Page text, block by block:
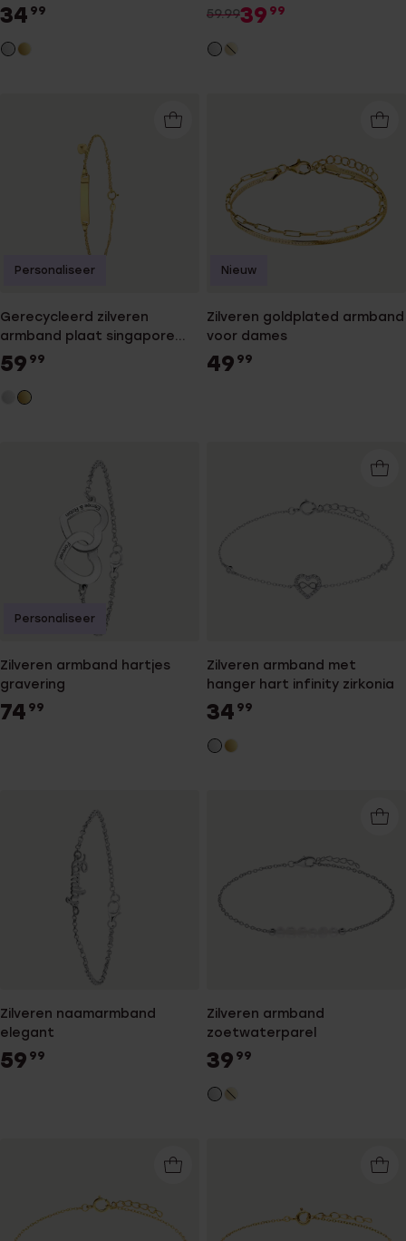
34 99
59.9939 99
Gerecycleerd zilveren
armband plaat singapore
hart
59 99
Personaliseer
Zilveren goldplated armband
voor dames
49 99
Nieuw
Zilveren armband hartjes
gravering
74 99
Personaliseer
Zilveren armband met
hanger hart infinity zirkonia
34 99
Zilveren naamarmband
elegant
59 99
Zilveren armband
zoetwaterparel
39 99